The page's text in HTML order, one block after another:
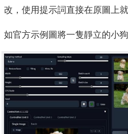
改，使用提示詞直接在原圖上就
如官方示例圖將一隻靜立的小